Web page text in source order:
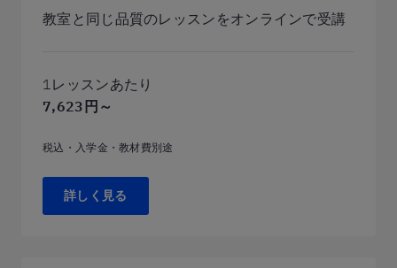
教室と同じ品質のレッスンをオンラインで受講
1レッスンあたり
7,623円～
税込・入学金・教材費別途
詳しく見る